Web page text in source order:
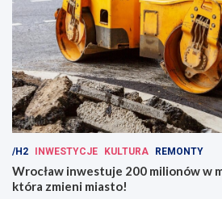
/H2 INWESTYCJE KULTURA REMONTY
Wrocław inwestuje 200 milionów w
która zmieni miasto!